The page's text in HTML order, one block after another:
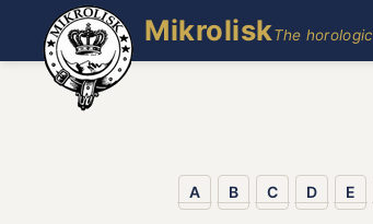
MikroliskThe
A B C D E